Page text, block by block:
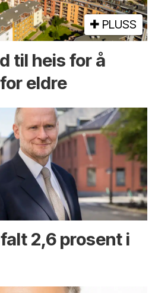
PLUSS
til heis for å
eldre
2,6 prosent i